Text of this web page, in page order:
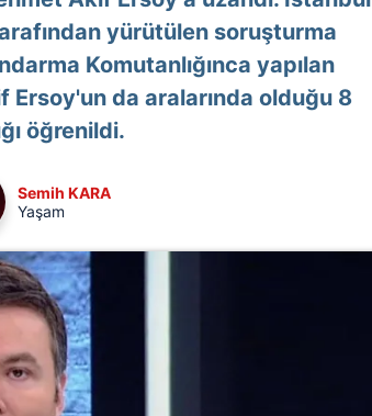
yürütülen soruşturma
Komutanlığınca yapılan
da aralarında olduğu 8
öğrenildi.
Semih KARA
Yaşam